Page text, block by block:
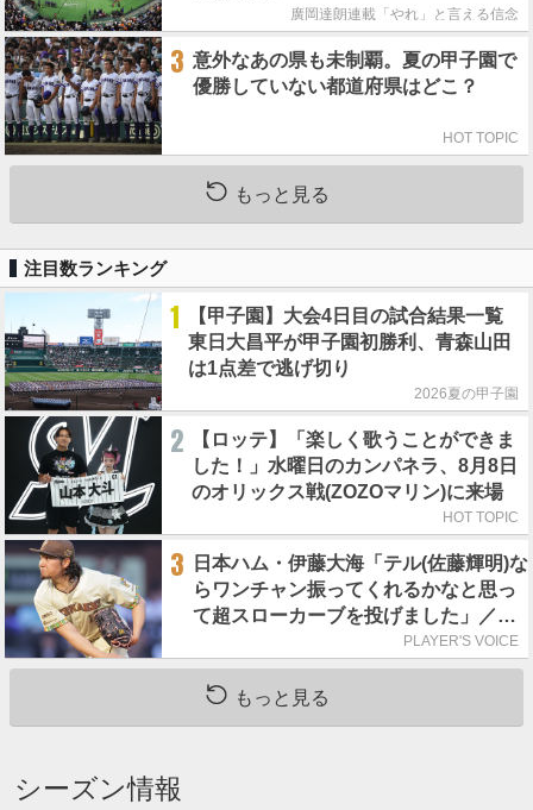
廣岡達朗連載「やれ」と言える信念
3 意外なあの県も未制覇。夏の甲子園で
優勝していない都道府県はどこ？
HOT TOPIC
もっと見る
注目数ランキング
1
【甲子園】大会4日目の試合結果一覧
東日大昌平が甲子園初勝利、青森山田
は1点差で逃げ切り
2026夏の甲子園
2
【ロッテ】「楽しく歌うことができま
した！」水曜日のカンパネラ、8月8日
のオリックス戦(ZOZOマリン)に来場
HOT TOPIC
3
日本ハム・伊藤大海「テル(佐藤輝明)な
らワンチャン振ってくれるかなと思っ
て超スローカーブを投げました」／魔
PLAYER'S VOICE
もっと見る
シーズン情報